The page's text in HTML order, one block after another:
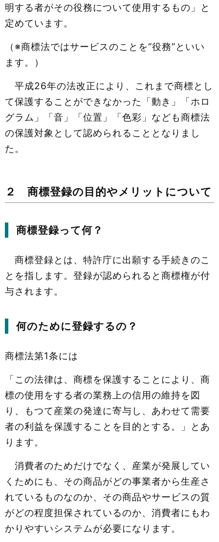
明する者がその役務について使用するもの」と
定めています。
（※商標法ではサービスのことを“役務”といい
ます。）
平成26年の法改正により、これまで商標とし
て保護することができなかった「動き」「ホロ
グラム」「音」「位置」「色彩」なども商標法
の保護対象として認められることとなりまし
た。
２ 商標登録の目的やメリットについて
商標登録って何？
商標登録とは、特許庁に出願する手続きのこ
とを指します。登録が認められると商標権が付
与されます。
何のために登録するの？
商標法第1条には
「この法律は、商標を保護することにより、商
標の使用をする者の業務上の信用の維持を図
り、もつて産業の発達に寄与し、あわせて需要
者の利益を保護することを目的とする。」とあ
ります。
消費者のためだけでなく、産業が発展してい
くためにも、その商品がどの事業者から生産さ
れているものなのか、その商品やサービスの質
がどの程度担保されているのか、消費者にもわ
かりやすいシステムが必要になります。